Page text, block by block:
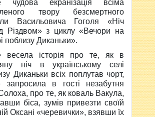
чудова екранізація всіма
твору безсмертного
Васильовича Гоголя «Ніч
Різдвом» з циклу «Вечори на
поблизу Диканьки».
весела історія про те, як в
ніч в українському селі
Диканьки всіх поплутав чорт,
запросила в гості незабутня
про те, як коваль Вакула,
біса, зумів привезти своїй
Оксані «черевички», взявши їх